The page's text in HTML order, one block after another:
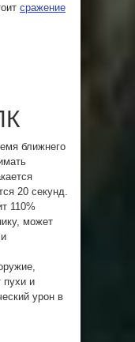
сражение
ближнего
20 секунд.
110%
может
пухи и
урон в